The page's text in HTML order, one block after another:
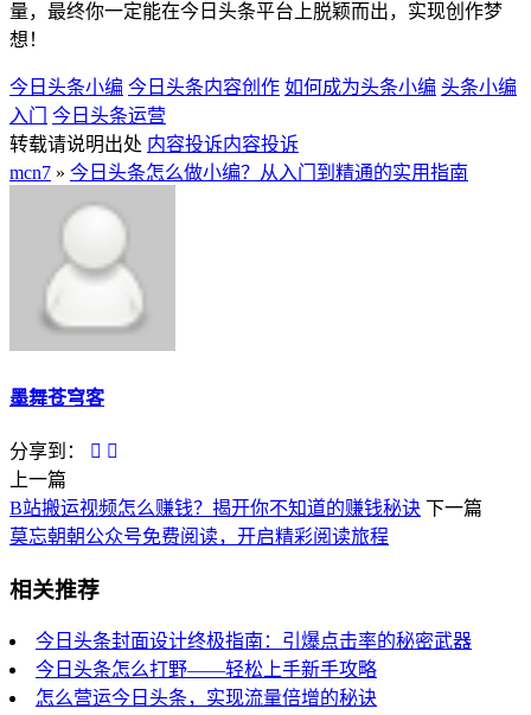
量，最终你一定能在今日头条平台上脱颖而出，实现创作梦
想！
今日头条小编 今日头条内容创作 如何成为头条小编 头条小编
入门
今日头条运营
转载请说明出处 内容投诉内容投诉
mcn7 » 今日头条怎么做小编？从入门到精通的实用指南
墨舞苍穹客
分享到：
上一篇
B站搬运视频怎么赚钱？揭开你不知道的赚钱秘诀 下一篇
莫忘朝朝公众号免费阅读，开启精彩阅读旅程
相关推荐
今日头条封面设计终极指南：引爆点击率的秘密武器
今日头条怎么打野——轻松上手新手攻略
怎么营运今日头条，实现流量倍增的秘诀